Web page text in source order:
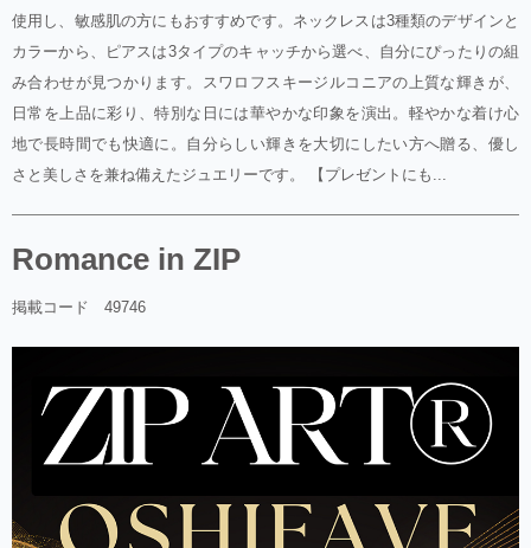
使用し、敏感肌の方にもおすすめです。ネックレスは3種類のデザインと
カラーから、ピアスは3タイプのキャッチから選べ、自分にぴったりの組
み合わせが見つかります。スワロフスキージルコニアの上質な輝きが、
日常を上品に彩り、特別な日には華やかな印象を演出。軽やかな着け心
地で長時間でも快適に。自分らしい輝きを大切にしたい方へ贈る、優し
さと美しさを兼ね備えたジュエリーです。 【プレゼントにも...
Romance in ZIP
掲載コード 49746